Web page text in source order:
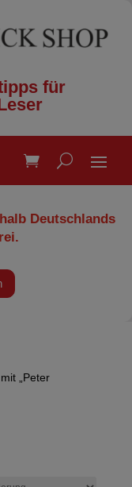
für
Deutschlands
„Peter